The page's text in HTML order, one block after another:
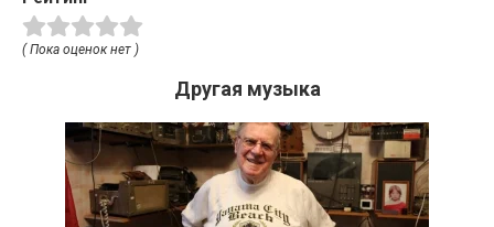
( Пока оценок нет )
Другая музыка